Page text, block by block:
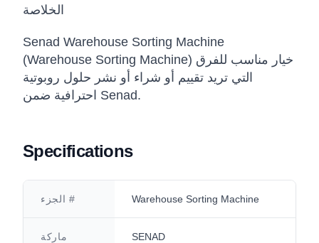
الخلاصة
Senad Warehouse Sorting Machine
(Warehouse Sorting Machine) خيار مناسب للفرق
التي تريد تقييم أو شراء أو نشر حلول روبوتية
احترافية ضمن Senad.
Specifications
الجزء # Warehouse Sorting Machine
ماركة SENAD